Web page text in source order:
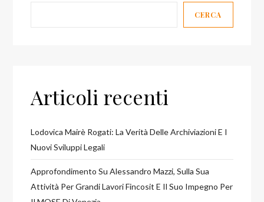
CERCA
Articoli recenti
Lodovica Mairè Rogati: La Verità Delle Archiviazioni E I
Nuovi Sviluppi Legali
Approfondimento Su Alessandro Mazzi, Sulla Sua
Attività Per Grandi Lavori Fincosit E Il Suo Impegno Per